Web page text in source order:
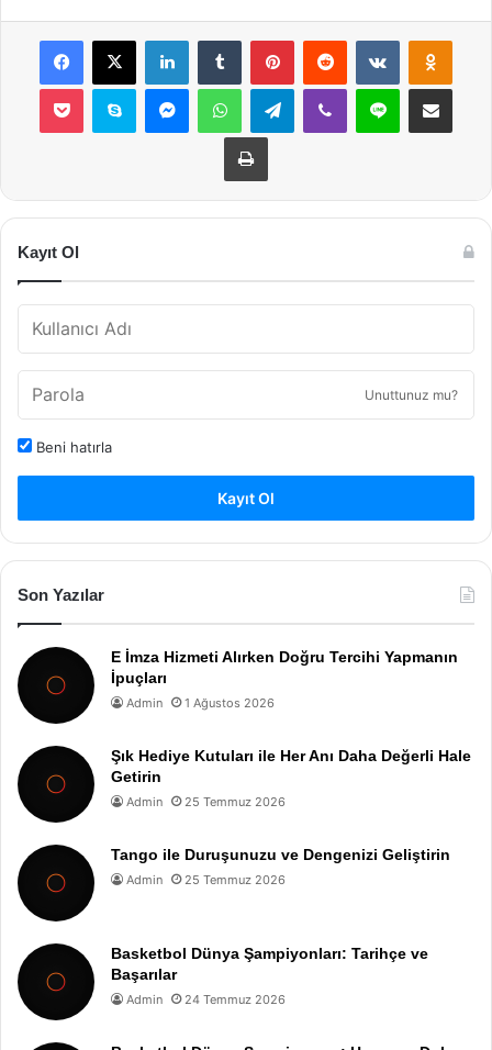
Facebook
X LinkedInTumblr PinterestReddit VKontakte
Pocket Skype MessengerWhatsAppTelegramViber Line E-Posta ile
Yazdır
Kayıt Ol
Unuttunuz mu?
Beni hatırla
Kayıt Ol
Son Yazılar
E İmza Hizmeti Alırken Doğru Tercihi Yapmanın
İpuçları
Admin 1 Ağustos 2026
Şık Hediye Kutuları ile Her Anı Daha Değerli Hale
Getirin
Admin 25 Temmuz 2026
Tango ile Duruşunuzu ve Dengenizi Geliştirin
Admin 25 Temmuz 2026
Basketbol Dünya Şampiyonları: Tarihçe ve
Başarılar
Admin 24 Temmuz 2026